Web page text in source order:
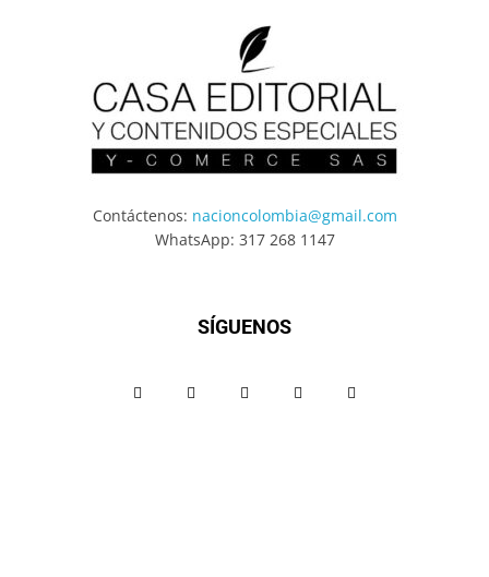
Contáctenos: nacioncolombia@gmail.com
WhatsApp: 317 268 1147
SÍGUENOS